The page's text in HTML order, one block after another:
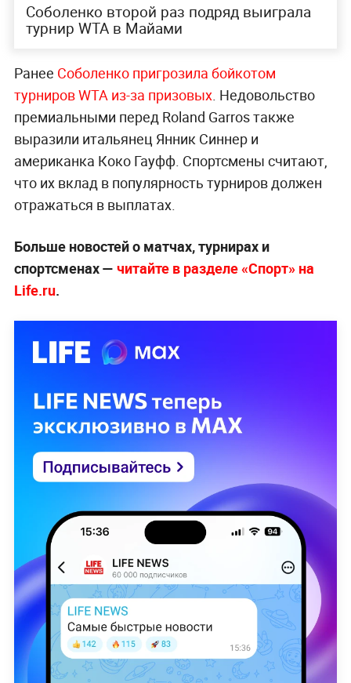
Соболенко второй раз подряд выиграла
турнир WTA в Майами
Ранее Соболенко пригрозила бойкотом
турниров WTA из-за призовых. Недовольство
премиальными перед Roland Garros также
выразили итальянец Янник Синнер и
американка Коко Гауфф. Спортсмены считают,
что их вклад в популярность турниров должен
отражаться в выплатах.
Больше новостей о матчах, турнирах и
спортсменах — читайте в разделе «Спорт» на
Life.ru.